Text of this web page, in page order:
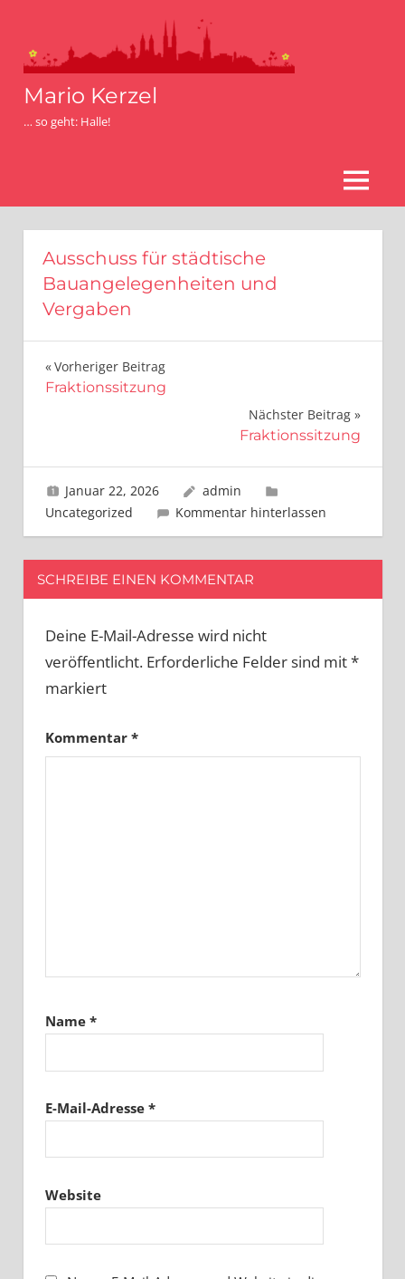
springen
Mario Kerzel
… so geht: Halle!
MENÜ
Ausschuss für städtische
Bauangelegenheiten und
Vergaben
Beitragsnavigation
Vorheriger Beitrag
Fraktionssitzung
Nächster Beitrag
Fraktionssitzung
Januar 22, 2026
admin
Uncategorized
Kommentar hinterlassen
SCHREIBE EINEN KOMMENTAR
Deine E-Mail-Adresse wird nicht
veröffentlicht. Erforderliche Felder sind mit*
markiert
Kommentar *
Name *
E-Mail-Adresse *
Website